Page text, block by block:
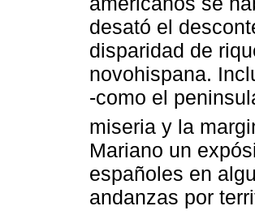
desató el
disparidad de
novohispana.
-como el
miseria y la
Mariano un
españoles en
andanzas por